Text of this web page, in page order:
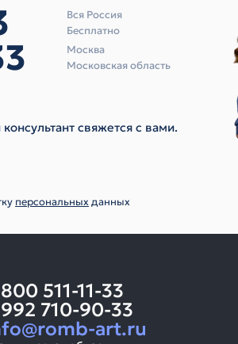
Вся Россия
Бесплатно
Москва
Московская область
свяжется с вами.
персональныхданных
511-11-33
710-90-33
art.ru